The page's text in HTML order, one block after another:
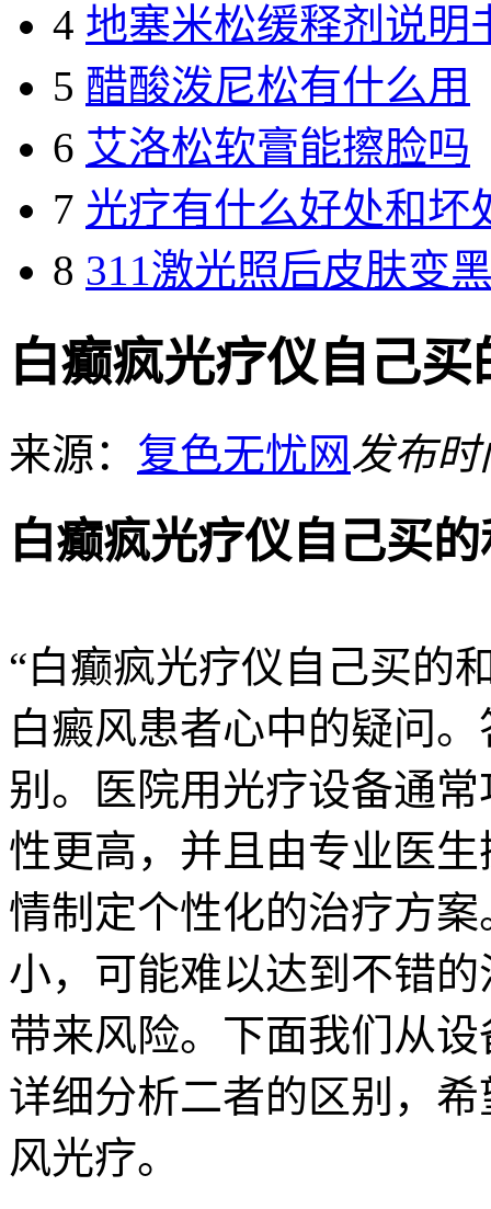
4 地塞米松缓释剂说明
5 醋酸泼尼松有什么用
6 艾洛松软膏能擦脸吗
7 光疗有什么好处和坏
8 311激光照后皮肤变
白癫疯光疗仪自己
来源： 复色无忧网发布时
白癫疯光疗仪自己买
“白癫疯光疗仪自己买的
白癜风患者心中的疑问
别。医院用光疗设备通
性更高，并且由专业医
情制定个性化的治疗方
小，可能难以达到不错
带来风险。下面我们从
详细分析二者的区别，
风光疗。